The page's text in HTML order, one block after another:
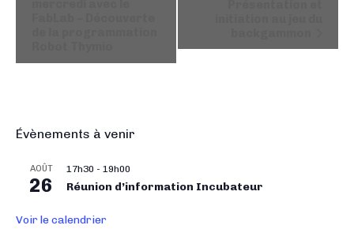
g
o
è
Évènements à venir
AOÛT
26
17h30 - 19h00
Réunion d’information Incubateur
Voir le calendrier